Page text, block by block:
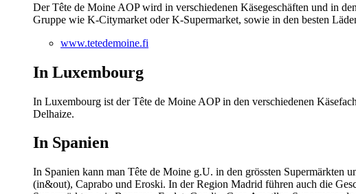
Der Tête de Moine AOP wird in verschiedenen Käsegeschäften und in
Gruppe wie K-Citymarket oder K-Supermarket, sowie in den besten
www.tetedemoine.fi
In Luxembourg
In Luxembourg ist der Tête de Moine AOP in den verschiedenen
Delhaize.
In Spanien
In Spanien kann man Tête de Moine g.U. in den grössten Supermärkten
(in&out), Caprabo und Eroski. In der Region Madrid führen auch die